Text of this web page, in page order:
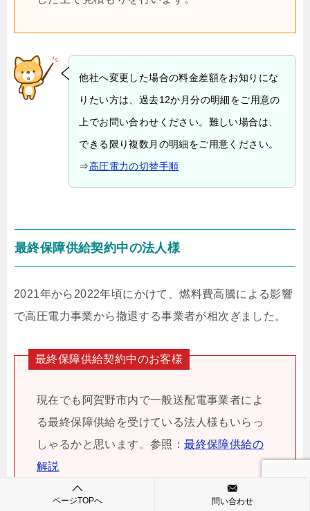
他社へ変更した場合の料金差額をお知りにな
りたい方は、過去12か月分の明細をご用意の
上でお問い合わせください。難しい場合は、
できる限り複数月の明細をご用意ください。
⇒高圧電力の切替手順
最終保障供給契約中の法人様
2021年から2022年頃にかけて、燃料費高騰による影響
で高圧電力事業から撤退する事業者が相次ぎました。
最終保障供給契約中のお客様
現在でも阿賀野市内で一般送配電事業者によ
る最終保障供給を受けている法人様もいらっ
しゃるかと思います。参照：最終保障供給の
解説
ページTOPへ 問い合わせ